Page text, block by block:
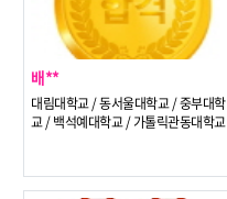
배**
대림대학교 / 동서울대학교 / 중부대학
교 / 백석예대학교 / 가톨릭관동대학교